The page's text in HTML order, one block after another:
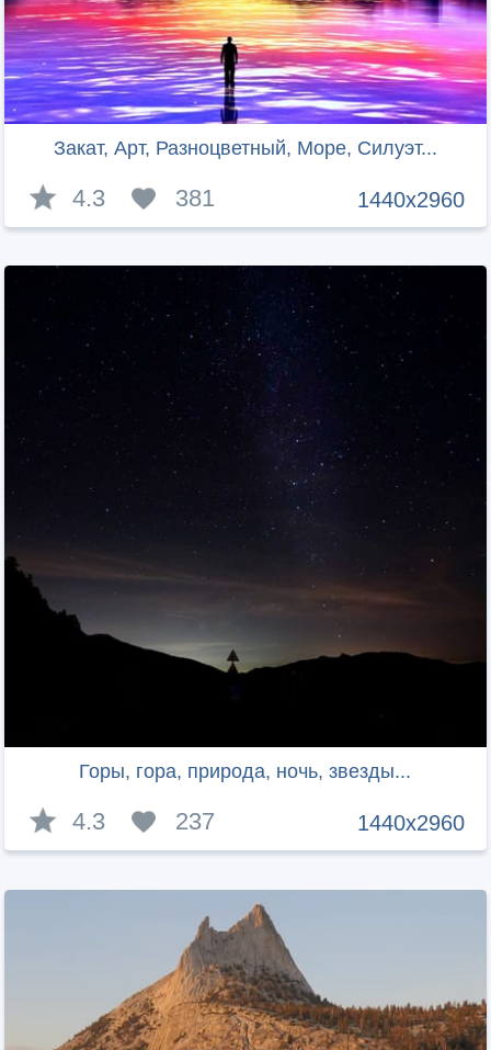
Закат, Арт, Разноцветный, Море, Силуэт...
1440x2960
4.3 381
Горы, гора, природа, ночь, звезды...
1440x2960
4.3 237